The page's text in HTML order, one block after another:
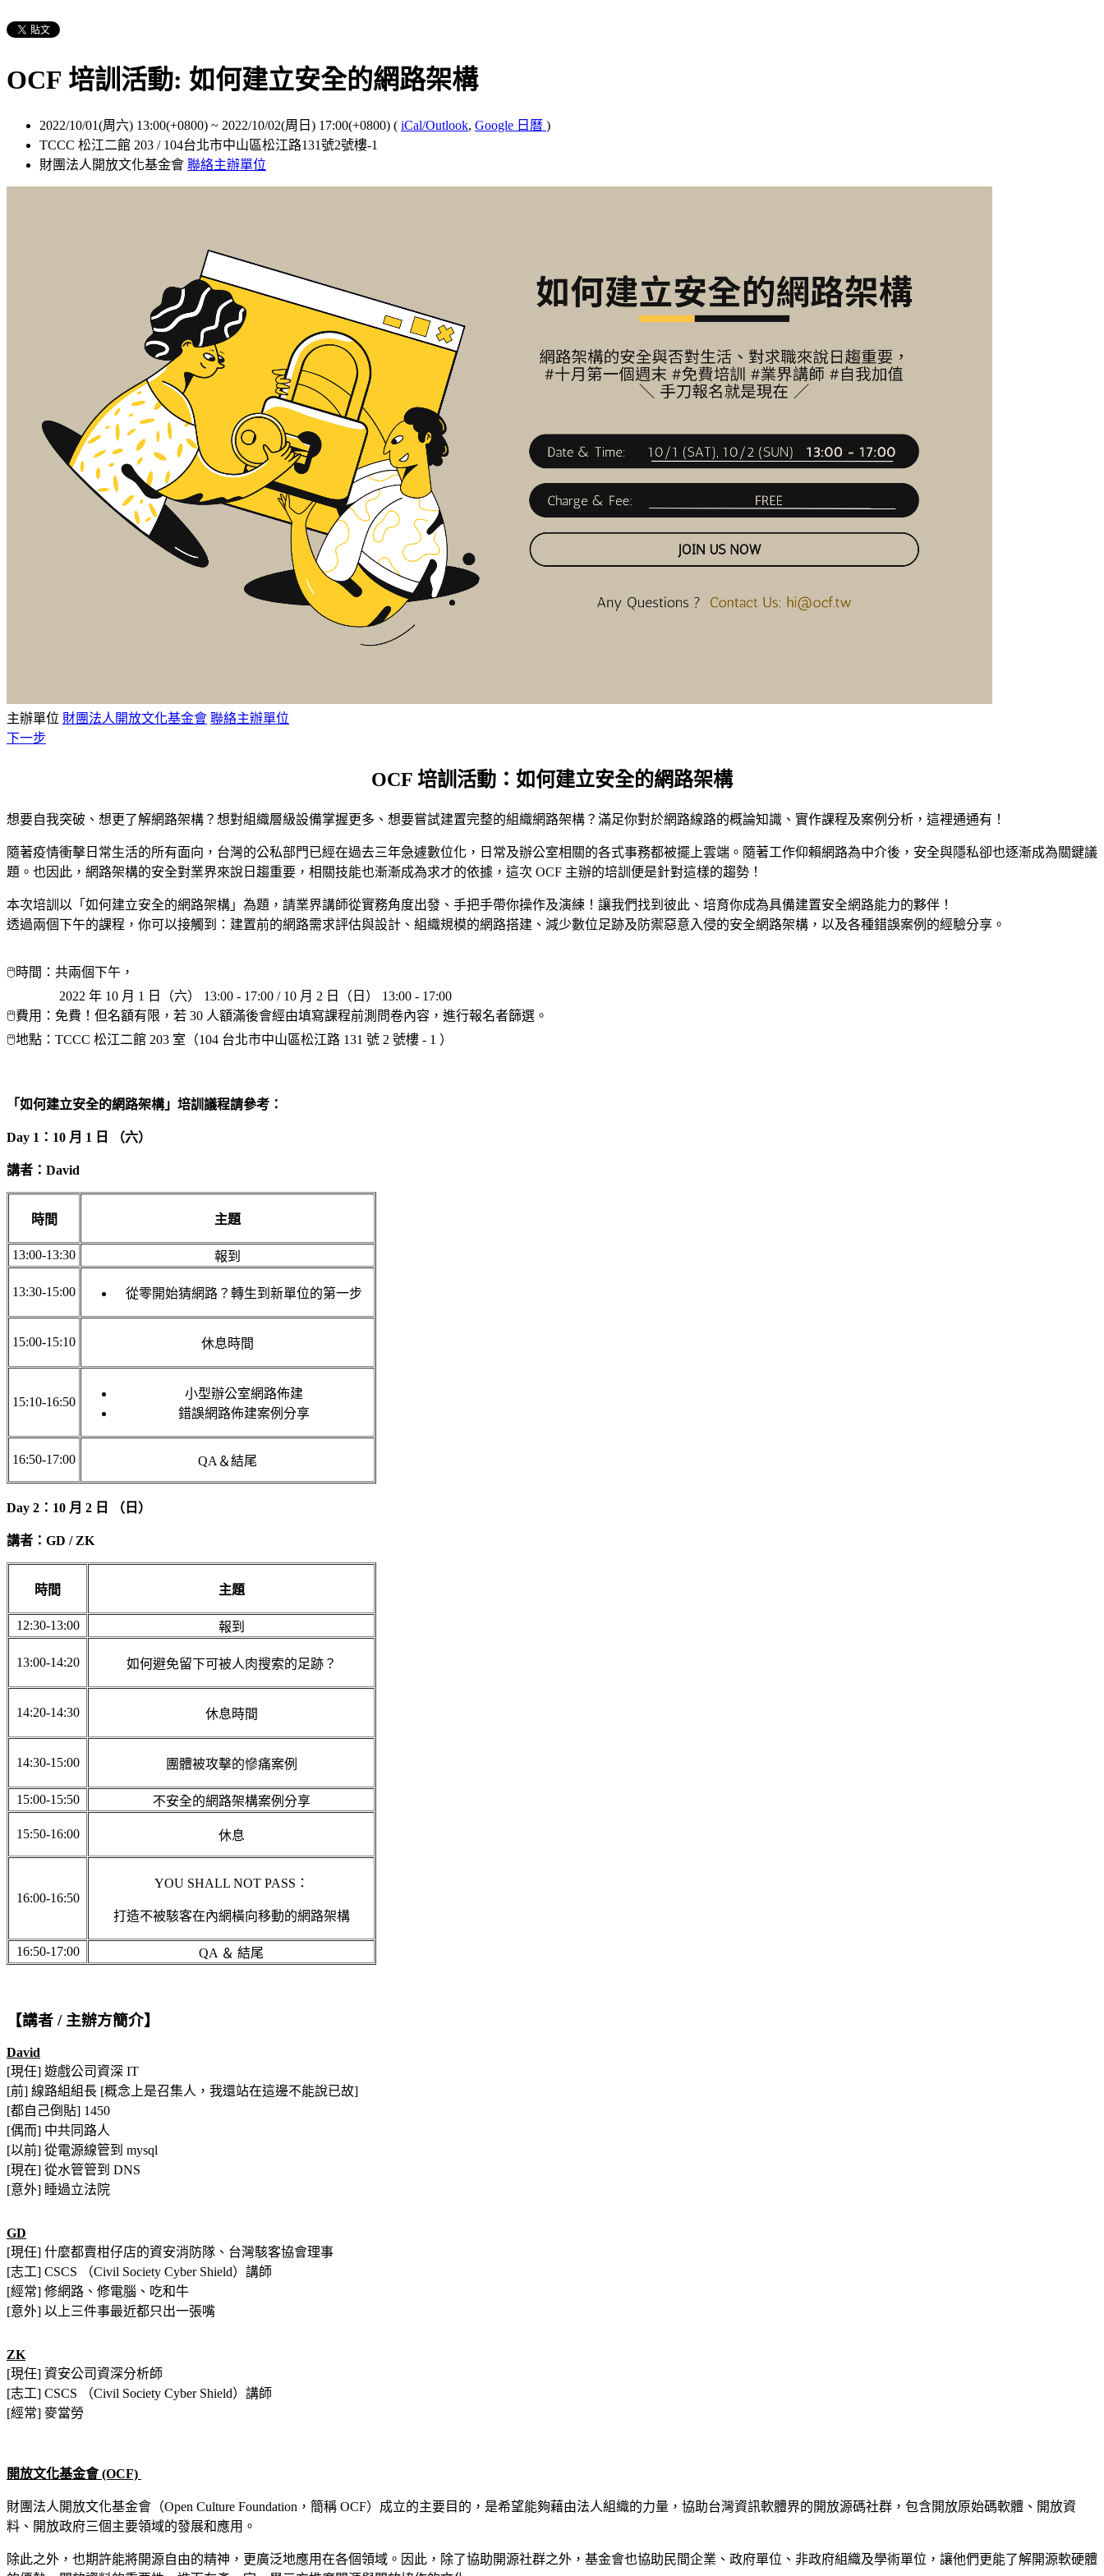
OCF 培訓活動: 如何建立安全的網路架構
2022/10/01(周六) 13:00(+0800) ~ 2022/10/02(周日) 17:00(+0800) ( iCal/Outlook, Google 日曆 )
TCCC 松江二館 203 / 104台北市中山區松江路131號2號樓-1
財團法人開放文化基金會 聯絡主辦單位
主辦單位 財團法人開放文化基金會 聯絡主辦單位
下一步
OCF 培訓活動：如何建立安全的網路架構
想要自我突破、想更了解網路架構？想對組織層級設備掌握更多、想要嘗試建置完整的組織網路架構？滿足你對於網路線路的概論知識、實作課程及案例分析，這裡通通有！
隨著疫情衝擊日常生活的所有面向，台灣的公私部門已經在過去三年急遽數位化，日常及辦公室相關的各式事務都被擺上雲端。隨著工作仰賴網路為中介後，安全與隱私卻也逐漸成為關鍵議
題。也因此，網路架構的安全對業界來說日趨重要，相關技能也漸漸成為求才的依據，這次 OCF 主辦的培訓便是針對這樣的趨勢！
本次培訓以「如何建立安全的網路架構」為題，請業界講師從實務角度出發、手把手帶你操作及演練！讓我們找到彼此、培育你成為具備建置安全網路能力的夥伴！
透過兩個下午的課程，你可以接觸到：建置前的網路需求評估與設計、組織規模的網路搭建、減少數位足跡及防禦惡意入侵的安全網路架構，以及各種錯誤案例的經驗分享。
🖱時間：共兩個下午，
2022 年 10 月 1 日（六） 13:00 - 17:00 / 10 月 2 日（日） 13:00 - 17:00
🖱費用：免費！但名額有限，若 30 人額滿後會經由填寫課程前測問卷內容，進行報名者篩選。
🖱地點：TCCC 松江二館 203 室（104 台北市中山區松江路 131 號 2 號樓 - 1 ）
「如何建立安全的網路架構」 培訓議程請參考：
Day 1：10 月 1 日 （六）
講者：David
時間 主題
13:00-13:30 報到
13:30-15:00 從零開始猜網路？轉生到新單位的第一步
15:00-15:10 休息時間
15:10-16:50
小型辦公室網路佈建
錯誤網路佈建案例分享
16:50-17:00 QA＆結尾
Day 2：10 月 2 日 （日）
講者：GD / ZK
時間 主題
12:30-13:00 報到
13:00-14:20 如何避免留下可被人肉搜索的足跡？
14:20-14:30 休息時間
14:30-15:00 團體被攻擊的慘痛案例
15:00-15:50 不安全的網路架構案例分享
15:50-16:00 休息
16:00-16:50
YOU SHALL NOT PASS：
打造不被駭客在內網橫向移動的網路架構
16:50-17:00 QA ＆ 結尾
【講者 / 主辦方簡介】
David
[現任] 遊戲公司資深 IT
[前] 線路組組長 [概念上是召集人，我還站在這邊不能說已故]
[都自己倒貼] 1450
[偶而] 中共同路人
[以前] 從電源線管到 mysql
[現在] 從水管管到 DNS
[意外] 睡過立法院
GD
[現任] 什麼都賣柑仔店的資安消防隊、台灣駭客協會理事
[志工] CSCS （Civil Society Cyber Shield）講師
[經常] 修網路、修電腦、吃和牛
[意外] 以上三件事最近都只出一張嘴
ZK
[現任] 資安公司資深分析師
[志工] CSCS （Civil Society Cyber Shield）講師
[經常] 麥當勞
開放文化基金會 (OCF)
財團法人開放文化基金會（Open Culture Foundation，簡稱 OCF）成立的主要目的，是希望能夠藉由法人組織的力量，協助台灣資訊軟體界的開放源碼社群，包含開放原始碼軟體、開放資
料、開放政府三個主要領域的發展和應用。
除此之外，也期許能將開源自由的精神，更廣泛地應用在各個領域。因此，除了協助開源社群之外，基金會也協助民間企業、政府單位、非政府組織及學術單位，讓他們更能了解開源軟硬體